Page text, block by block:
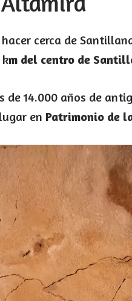
cerca de
m del centro de
de 14.000 años de
en Patrimonio de